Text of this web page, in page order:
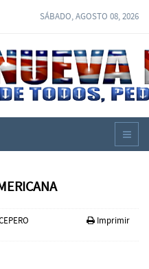
SÁBADO, AGOSTO 08, 2026
Imprimir